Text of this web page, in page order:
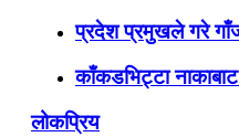
प्रदेश प्रमुखले गरे
काँकडभिट्टा
लोकप्रिय